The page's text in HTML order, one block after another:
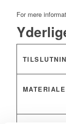
For mere